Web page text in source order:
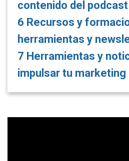
contenido del podcast
6 Recursos y
herramientas y
7 Herramientas y
impulsar tu marketing